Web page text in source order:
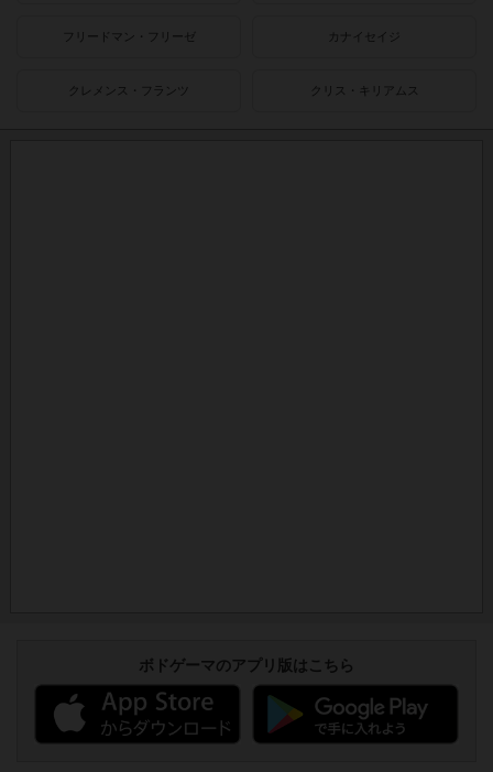
フリードマン・フリーゼ カナイセイジ
クレメンス・フランツ クリス・キリアムス
ボドゲーマのアプリ版はこちら